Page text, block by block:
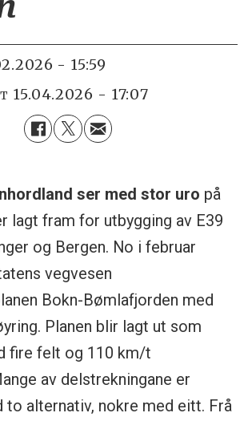
- 15:59
15.04.2026 - 17:07
ser med stor uro på
lagt fram for utbygging av E39
og Bergen. No i februar
vegvesen
Bokn-Bømlafjorden med
Planen blir lagt ut som
fire felt og 110 km/t
av delstrekningane er
to alternativ, nokre med eitt. Frå